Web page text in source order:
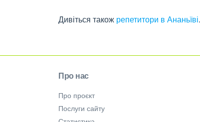
Дивіться також репетитори в Ананьїві.
Про нас
Про проєкт
Послуги сайту